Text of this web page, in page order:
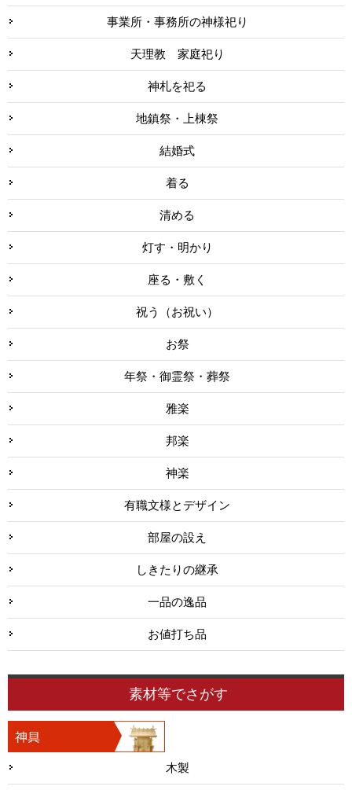
事業所・事務所の神様祀り
天理教 家庭祀り
神札を祀る
地鎮祭・上棟祭
結婚式
着る
清める
灯す・明かり
座る・敷く
祝う（お祝い）
お祭
年祭・御霊祭・葬祭
雅楽
邦楽
神楽
有職文様とデザイン
部屋の設え
しきたりの継承
一品の逸品
お値打ち品
素材等でさがす
木製